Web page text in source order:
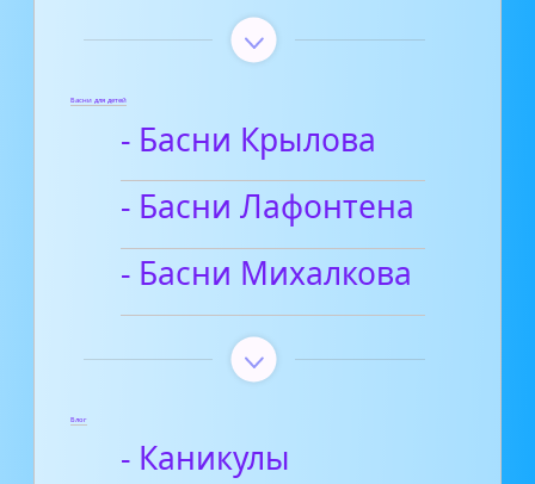
Басни для детей
- Басни Крылова
- Басни Лафонтена
- Басни Михалкова
Блог
- Каникулы